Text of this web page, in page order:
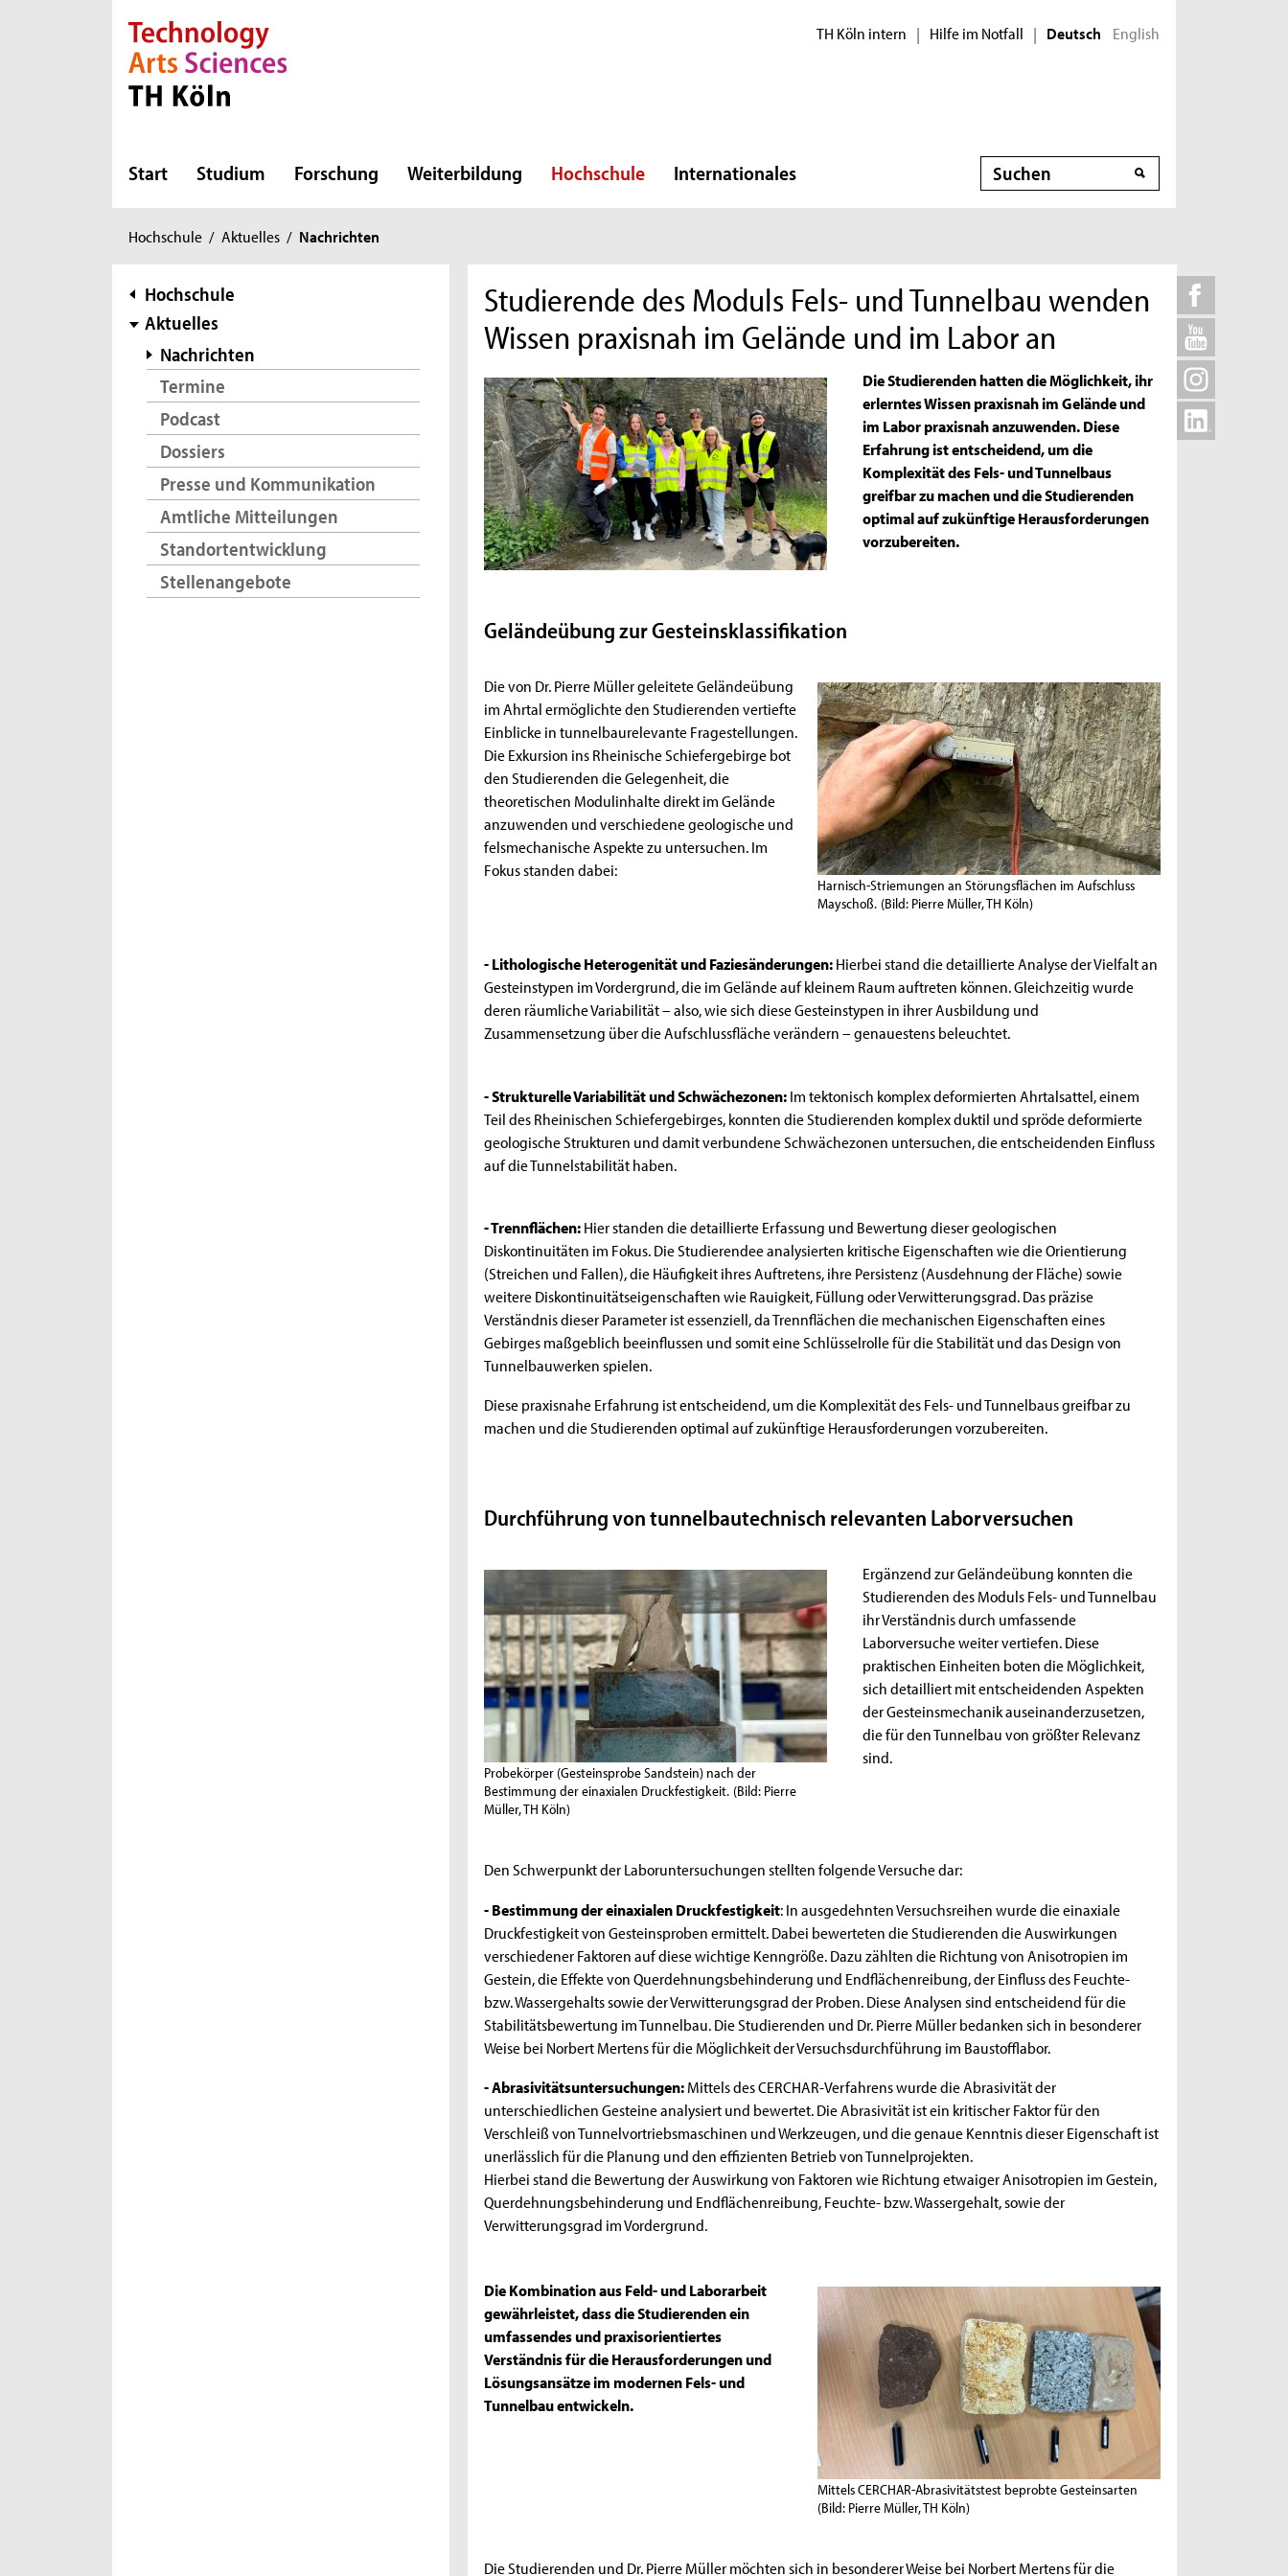
Direkt zur Hauptnavigation
Direkt zur Subnavigation
Direkt zum Inhalt
Direkt zum Fußbereich TH Köln intern | Hilfe im Notfall | Deutsch English
Start Studium Forschung Weiterbildung Hochschule Internationales Suche
Sie
hier:
Hochschule / Aktuelles / Nachrichten
Subnavigation
Hochschule
Aktuelles
Nachrichten
Termine
Podcast
Dossiers
Presse und Kommunikation
Amtliche Mitteilungen
Standortentwicklung
Stellenangebote
Studierende des Moduls Fels- und Tunnelbau wenden
Wissen praxisnah im Gelände und im Labor an
Die Studierenden hatten die Möglichkeit, ihr
erlerntes Wissen praxisnah im Gelände und
im Labor praxisnah anzuwenden. Diese
Erfahrung ist entscheidend, um die
Komplexität des Fels- und Tunnelbaus
greifbar zu machen und die Studierenden
optimal auf zukünftige Herausforderungen
vorzubereiten.
Geländeübung zur Gesteinsklassifikation
Harnisch-Striemungen an Störungsflächen im Aufschluss
Mayschoß. (Bild: Pierre Müller, TH Köln)
Die von Dr. Pierre Müller geleitete Geländeübung
im Ahrtal ermöglichte den Studierenden vertiefte
Einblicke in tunnelbaurelevante Fragestellungen.
Die Exkursion ins Rheinische Schiefergebirge bot
den Studierenden die Gelegenheit, die
theoretischen Modulinhalte direkt im Gelände
anzuwenden und verschiedene geologische und
felsmechanische Aspekte zu untersuchen. Im
Fokus standen dabei:
- Lithologische Heterogenität und Faziesänderungen:Hierbei stand die detaillierte Analyse der Vielfalt an
Gesteinstypen im Vordergrund, die im Gelände auf kleinem Raum auftreten können. Gleichzeitig wurde
deren räumliche Variabilität – also, wie sich diese Gesteinstypen in ihrer Ausbildung und
Zusammensetzung über die Aufschlussfläche verändern – genauestens beleuchtet.
- Strukturelle Variabilität und Schwächezonen:Im tektonisch komplex deformierten Ahrtalsattel, einem
Teil des Rheinischen Schiefergebirges, konnten die Studierenden komplex duktil und spröde deformierte
geologische Strukturen und damit verbundene Schwächezonen untersuchen, die entscheidenden Einfluss
auf die Tunnelstabilität haben.
- Trennflächen:Hier standen die detaillierte Erfassung und Bewertung dieser geologischen
Diskontinuitäten im Fokus. Die Studierendee analysierten kritische Eigenschaften wie die Orientierung
(Streichen und Fallen), die Häufigkeit ihres Auftretens, ihre Persistenz (Ausdehnung der Fläche) sowie
weitere Diskontinuitätseigenschaften wie Rauigkeit, Füllung oder Verwitterungsgrad. Das präzise
Verständnis dieser Parameter ist essenziell, da Trennflächen die mechanischen Eigenschaften eines
Gebirges maßgeblich beeinflussen und somit eine Schlüsselrolle für die Stabilität und das Design von
Tunnelbauwerken spielen.
Diese praxisnahe Erfahrung ist entscheidend, um die Komplexität des Fels- und Tunnelbaus greifbar zu
machen und die Studierenden optimal auf zukünftige Herausforderungen vorzubereiten.
Durchführung von tunnelbautechnisch relevanten Laborversuchen
Probekörper (Gesteinsprobe Sandstein) nach der
Bestimmung der einaxialen Druckfestigkeit. (Bild: Pierre
Müller, TH Köln)
Ergänzend zur Geländeübung konnten die
Studierenden des Moduls Fels- und Tunnelbau
ihr Verständnis durch umfassende
Laborversuche weiter vertiefen. Diese
praktischen Einheiten boten die Möglichkeit,
sich detailliert mit entscheidenden Aspekten
der Gesteinsmechanik auseinanderzusetzen,
die für den Tunnelbau von größter Relevanz
sind.
Den Schwerpunkt der Laboruntersuchungen stellten folgende Versuche dar:
- Bestimmung der einaxialen Druckfestigkeit: In ausgedehnten Versuchsreihen wurde die einaxiale
Druckfestigkeit von Gesteinsproben ermittelt. Dabei bewerteten die Studierenden die Auswirkungen
verschiedener Faktoren auf diese wichtige Kenngröße. Dazu zählten die Richtung von Anisotropien im
Gestein, die Effekte von Querdehnungsbehinderung und Endflächenreibung, der Einfluss des Feuchte-
bzw. Wassergehalts sowie der Verwitterungsgrad der Proben. Diese Analysen sind entscheidend für die
Stabilitätsbewertung im Tunnelbau. Die Studierenden und Dr. Pierre Müller bedanken sich in besonderer
Weise bei Norbert Mertens für die Möglichkeit der Versuchsdurchführung im Baustofflabor.
- Abrasivitätsuntersuchungen:Mittels des CERCHAR-Verfahrens wurde die Abrasivität der
unterschiedlichen Gesteine analysiert und bewertet. Die Abrasivität ist ein kritischer Faktor für den
Verschleiß von Tunnelvortriebsmaschinen und Werkzeugen, und die genaue Kenntnis dieser Eigenschaft ist
unerlässlich für die Planung und den effizienten Betrieb von Tunnelprojekten.
Hierbei stand die Bewertung der Auswirkung von Faktoren wie Richtung etwaiger Anisotropien im Gestein,
Querdehnungsbehinderung und Endflächenreibung, Feuchte- bzw. Wassergehalt, sowie der
Verwitterungsgrad im Vordergrund.
Mittels CERCHAR-Abrasivitätstest beprobte Gesteinsarten
(Bild: Pierre Müller, TH Köln)
Die Kombination aus Feld- und Laborarbeit
gewährleistet, dass die Studierenden ein
umfassendes und praxisorientiertes
Verständnis für die Herausforderungen und
Lösungsansätze im modernen Fels- und
Tunnelbau entwickeln.
Die Studierenden und Dr. Pierre Müller möchten sich in besonderer Weise bei Norbert Mertens für die